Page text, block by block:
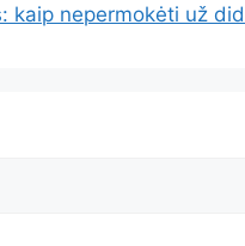
kaip nepermokėti už